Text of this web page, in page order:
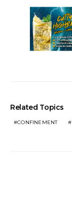
Related Topics
CONFINEMENT